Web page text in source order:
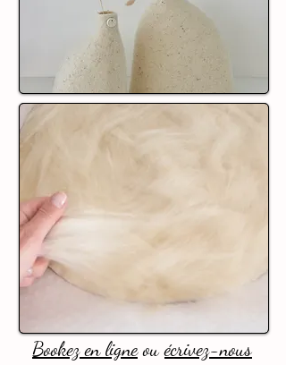
Bookez en ligneouécrivez-nous